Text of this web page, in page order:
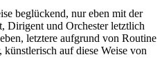
beglückend, nur eben mit der
Dirigent und Orchester letztlich
letztere aufgrund von Routine
auf diese Weise von